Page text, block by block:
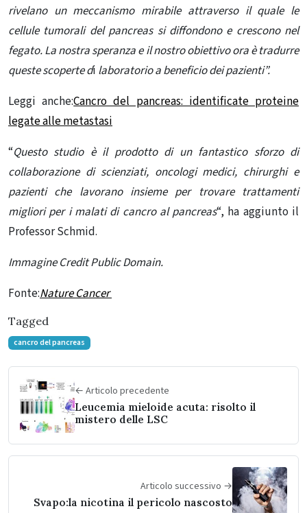
rivelano un meccanismo mirabile attraverso il quale le
cellule tumorali del pancreas si diffondono e crescono nel
fegato. La nostra speranza e il nostro obiettivo ora è tradurre
queste scoperte di laboratorio a beneficio dei pazienti”.
Leggi anche:Cancro del pancreas: identificate proteine
legate alle metastasi
“Questo studio è il prodotto di un fantastico sforzo di
collaborazione di scienziati, oncologi medici, chirurghi e
pazienti che lavorano insieme per trovare trattamenti
migliori per i malati di cancro al pancreas“, ha aggiunto il
Professor Schmid.
Immagine Credit Public Domain.
Fonte:Nature Cancer
Tagged
cancro del pancreas
← Articolo precedente
Leucemia mieloide acuta: risolto il
mistero delle LSC
Articolo successivo →
Svapo:la nicotina il pericolo nascosto